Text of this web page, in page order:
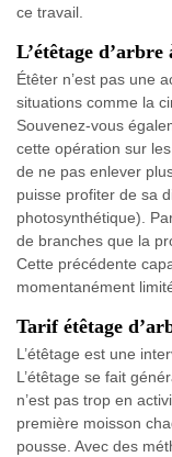
ce travail.
L’étêtage d’arbre
Étêter n’est pas une
situations comme la
Souvenez-vous
cette opération sur
de ne pas enlever
puisse profiter de sa
photosynthétique).
de branches que la
Cette précédente
momentanément
Tarif étêtage
L’étêtage est une
L’étêtage se fait
n’est pas trop en
première moisson
pousse. Avec des